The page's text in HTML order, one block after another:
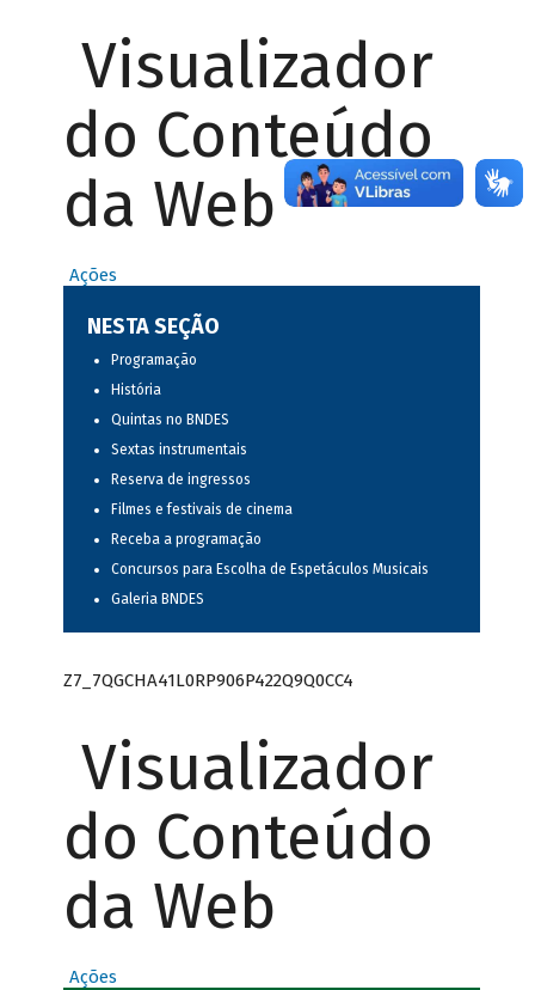
Visualizador
do Conteúdo
da Web
Ações
NESTA SEÇÃO
Programação
História
Quintas no BNDES
Sextas instrumentais
Reserva de ingressos
Filmes e festivais de cinema
Receba a programação
Concursos para Escolha de Espetáculos Musicais
Galeria BNDES
Z7_7QGCHA41L0RP906P422Q9Q0CC4
Visualizador
do Conteúdo
da Web
Ações